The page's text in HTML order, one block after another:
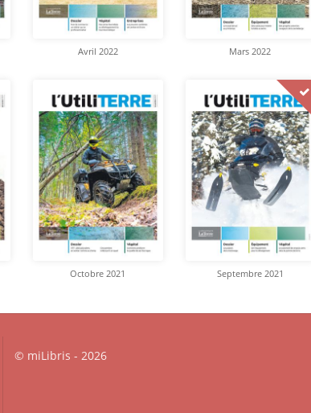
Avril 2022 Mars 2022
Octobre 2021 Septembre 2021
© miLibris - 2026